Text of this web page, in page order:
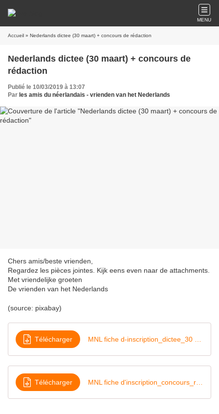
MENU
Accueil » Nederlands dictee (30 maart) + concours de rédaction
Nederlands dictee (30 maart) + concours de
rédaction
Publié le 10/03/2019 à 13:07
Par les amis du néerlandais - vrienden van het Nederlands
Chers amis/beste vrienden,
Regardez les pièces jointes. Kijk eens even naar de attachments.
Met vriendelijke groeten
De vrienden van het Nederlands
(source: pixabay)
Télécharger
Télécharger